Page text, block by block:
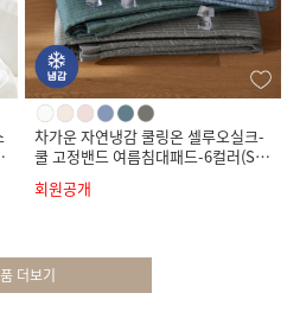
차가운 자연냉감 쿨링온 셀루오실크-
쿨 고정밴드 여름침대패드-6컬러(SS/
Q/K)
회원공개
더보기